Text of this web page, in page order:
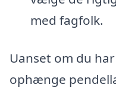
med fagfolk.
Uanset om du
ophænge